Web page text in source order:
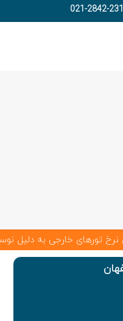
021-2842-
تورهای خارجی به دلیل